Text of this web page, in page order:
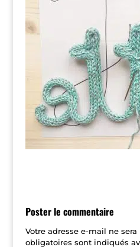
Poster le commentaire
Votre adresse e-mail ne
obligatoires sont indiqués